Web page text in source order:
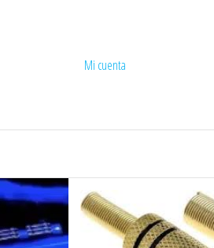
Mi cuenta